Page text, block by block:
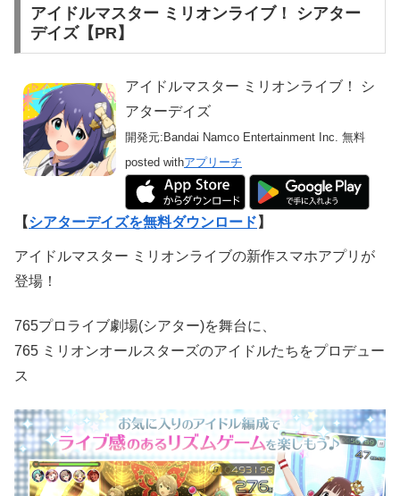
アイドルマスター ミリオンライブ！ シアター
デイズ【PR】
アイドルマスター ミリオンライブ！ シ
アターデイズ
開発元: Bandai Namco Entertainment Inc. 無料
posted withアプリーチ
【シアターデイズを無料ダウンロード 】
アイドルマスター ミリオンライブの新作スマホアプリが
登場！
765プロライブ劇場(シアター)を舞台に、
765 ミリオンオールスターズのアイドルたちをプロデュー
ス